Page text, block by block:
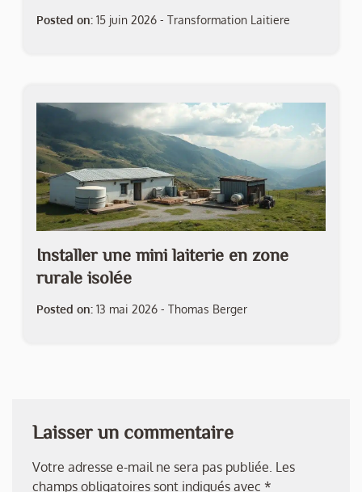
Posted on: 15 juin 2026 - Transformation Laitiere
Installer une mini laiterie en zone
rurale isolée
Posted on: 13 mai 2026 - Thomas Berger
Laisser un commentaire
Votre adresse e-mail ne sera pas publiée. Les
champs obligatoires sont indiqués avec *